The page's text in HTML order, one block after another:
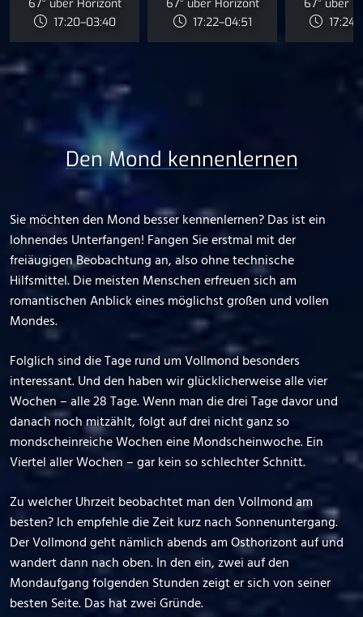
67° über Horizont
17:20–03:40
67° über Horizont
17:22–04:51
67° über
Den Mond kennenlernen
Sie möchten den Mond besser kennenlernen? Das ist ein
lohnendes Unterfangen! Fangen Sie erstmal mit der
freiäugigen Beobachtung an, also ohne technische
Hilfsmittel. Die meisten Menschen erfreuen sich am
romantischen Anblick eines möglichst großen und vollen
Mondes.
Folglich sind die Tage rund um Vollmond besonders
interessant. Und den haben wir glücklicherweise alle vier
Wochen – alle 28 Tage. Wenn man die drei Tage davor und
danach noch mitzählt, folgt auf drei nicht ganz so
mondscheinreiche Wochen eine Mondscheinwoche. Ein
Viertel aller Wochen – gar kein so schlechter Schnitt.
Zu welcher Uhrzeit beobachtet man den Vollmond am
besten? Ich empfehle die Zeit kurz nach Sonnenuntergang.
Der Vollmond geht nämlich abends am Osthorizont auf und
wandert dann nach oben. In den ein, zwei auf den
Mondaufgang folgenden Stunden zeigt er sich von seiner
besten Seite. Das hat zwei Gründe.